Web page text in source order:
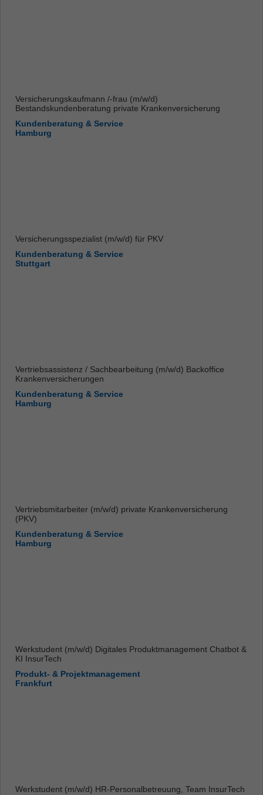
Versicherungskaufmann /-frau (m/w/d)
Bestandskundenberatung private Krankenversicherung
Kundenberatung & Service
Hamburg
Versicherungsspezialist (m/w/d) für PKV
Kundenberatung & Service
Stuttgart
Vertriebsassistenz / Sachbearbeitung (m/w/d) Backoffice
Krankenversicherungen
Kundenberatung & Service
Hamburg
Vertriebsmitarbeiter (m/w/d) private Krankenversicherung
(PKV)
Kundenberatung & Service
Hamburg
Werkstudent (m/w/d) Digitales Produktmanagement Chatbot &
KI InsurTech
Produkt- & Projektmanagement
Frankfurt
Werkstudent (m/w/d) HR-Personalbetreuung, Team InsurTech